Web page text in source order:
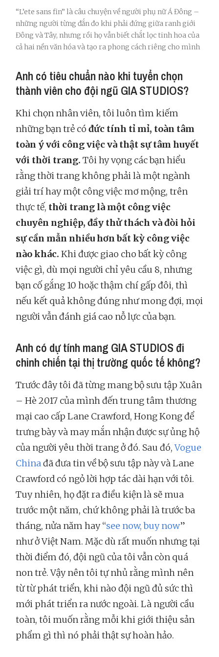
“L’ete sans fin” là câu chuyện về người phụ nữ Á Đông –
những người từng đắn đo khi phải đứng giữa ranh giới
Đông và Tây, nhưng rồi họ vẫn biết chắt lọc tinh hoa của
cả hai nền văn hóa và tạo ra phong cách riêng cho mình
Anh có tiêu chuẩn nào khi tuyển chọn
thành viên cho đội ngũ GIA STUDIOS?
Khi chọn nhân viên, tôi luôn tìm kiếm
những bạn trẻ có đức tính tỉ mỉ, toàn tâm
toàn ý với công việc và thật sự tâm huyết
với thời trang. Tôi hy vọng các bạn hiểu
rằng thời trang không phải là một ngành
giải trí hay một công việc mơ mộng, trên
thực tế, thời trang là một công việc
chuyên nghiệp, đầy thử thách và đòi hỏi
sự cần mẫn nhiều hơn bất kỳ công việc
nào khác. Khi được giao cho bất kỳ công
việc gì, dù mọi người chỉ yêu cầu 8, nhưng
bạn cố gắng 10 hoặc thậm chí gấp đôi, thì
nếu kết quả không đúng như mong đợi, mọi
người vẫn đánh giá cao nỗ lực của bạn.
Anh có dự tính mang GIA STUDIOS đi
chinh chiến tại thị trường quốc tế không?
Trước đây tôi đã từng mang bộ sưu tập Xuân
– Hè 2017 của mình đến trung tâm thương
mại cao cấp Lane Crawford, Hong Kong để
trưng bày và may mắn nhận được sự ủng hộ
của người yêu thời trang ở đó. Sau đó,Vogue
Chinađã đưa tin về bộ sưu tập này và Lane
Crawford có ngỏ lời hợp tác dài hạn với tôi.
Tuy nhiên, họ đặt ra điều kiện là sẽ mua
trước một năm, chứ không phải là trước ba
tháng, nửa năm hay “see now, buy now”
như ở Việt Nam. Mặc dù rất muốn nhưng tại
thời điểm đó, đội ngũ của tôi vẫn còn quá
non trẻ. Vậy nên tôi tự nhủ rằng mình nên
từ từ phát triển, khi nào đội ngũ đủ sức thì
mới phát triển ra nước ngoài. Là người cầu
toàn, tôi muốn rằng mỗi khi giới thiệu sản
phẩm gì thì nó phải thật sự hoàn hảo.